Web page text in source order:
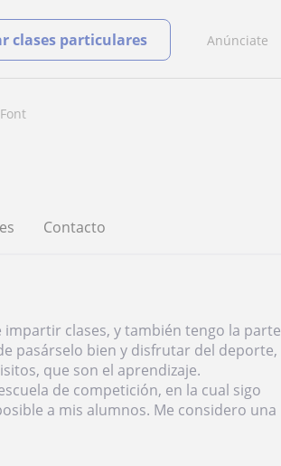
Anúnciate
clases particulares
Contacto
clases, y también tengo la parte
pasárselo bien y disfrutar del deporte,
que son el aprendizaje.
de competición, en la cual sigo
a mis alumnos. Me considero una